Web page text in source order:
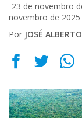
23 de novembro
novembro de 2025
Por JOSÉ